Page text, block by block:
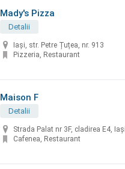
Mady's Pizza
Detalii
Iași, str. Petre Țuțea, nr. 913
Pizzeria, Restaurant
Maison F
Detalii
Strada Palat nr 3F, cladirea E4,
Cafenea, Restaurant